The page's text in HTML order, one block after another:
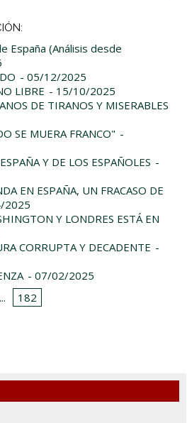
España (Análisis desde
- 05/12/2025
LIBRE - 15/10/2025
DE TIRANOS Y MISERABLES
SE MUERA FRANCO" -
Y DE LOS ESPAÑOLES -
EN ESPAÑA, UN FRACASO DE
2025
Y LONDRES ESTÁ EN
CORRUPTA Y DECADENTE -
- 07/02/2025
... 182